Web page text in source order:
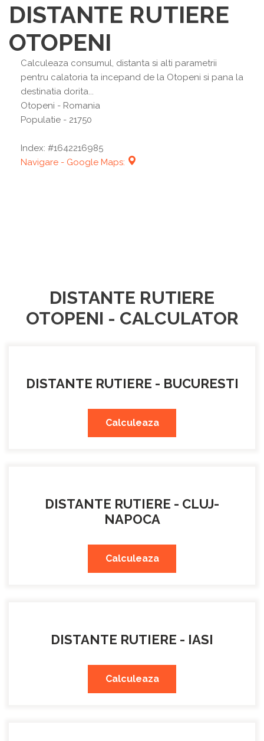
DISTANTE RUTIERE
OTOPENI
Calculeaza consumul, distanta si alti parametrii
pentru calatoria ta incepand de la Otopeni si pana la
destinatia dorita...
Otopeni - Romania
Populatie - 21750
Index: #1642216985
Navigare - Google Maps:
DISTANTE RUTIERE
OTOPENI - CALCULATOR
DISTANTE RUTIERE - BUCURESTI
Calculeaza
DISTANTE RUTIERE - CLUJ-
NAPOCA
Calculeaza
DISTANTE RUTIERE - IASI
Calculeaza